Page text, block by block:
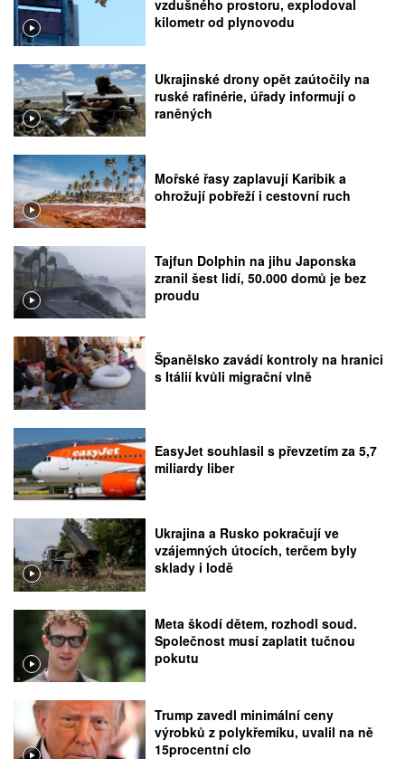
vzdušného prostoru, explodoval
kilometr od plynovodu
Ukrajinské drony opět zaútočily na
ruské rafinérie, úřady informují o
raněných
Mořské řasy zaplavují Karibik a
ohrožují pobřeží i cestovní ruch
Tajfun Dolphin na jihu Japonska
zranil šest lidí, 50.000 domů je bez
proudu
Španělsko zavádí kontroly na hranici
s Itálií kvůli migrační vlně
EasyJet souhlasil s převzetím za 5,7
miliardy liber
Ukrajina a Rusko pokračují ve
vzájemných útocích, terčem byly
sklady i lodě
Meta škodí dětem, rozhodl soud.
Společnost musí zaplatit tučnou
pokutu
Trump zavedl minimální ceny
výrobků z polykřemíku, uvalil na ně
15procentní clo